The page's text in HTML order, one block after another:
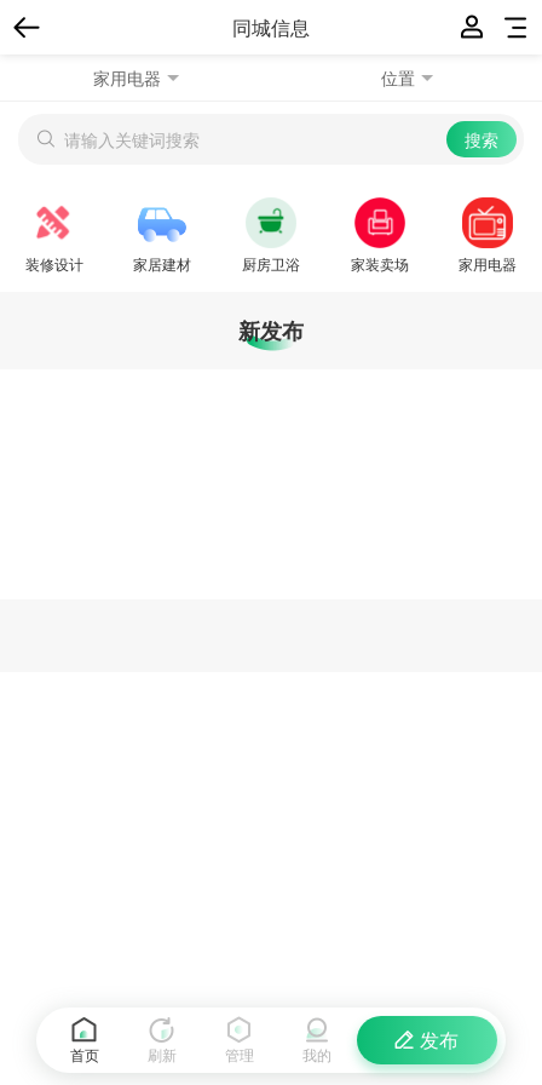
同城信息
家用电器 位置
装修设计 家居建材 厨房卫浴 家装卖场 家用电器
新发布
首页 刷新
发布
管理 我的